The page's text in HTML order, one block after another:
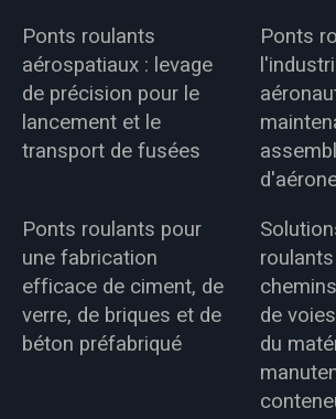
Ponts roulants
aérospatiaux : levage
de précision pour le
lancement et le
transport de fusées
Ponts
Ponts roulants pour
une fabrication
efficace de ciment, de
verre, de briques et de
béton préfabriqué
de
du